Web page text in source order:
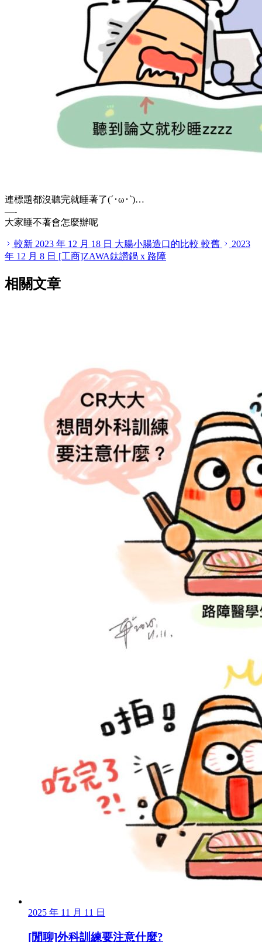
連標題都沒聽完就睡著了(´･ω･`)…
—-
大家睡不著會怎麼辦呢
較新 2023 年 12 月 18 日 大腸小腸造口的比較 較舊
2023
年 12 月 8 日 [工商]ZAWA鈦讚鍋 x 路障
相關文章
2025 年 11 月 11 日
[閒聊]外科訓練要注意什麼?